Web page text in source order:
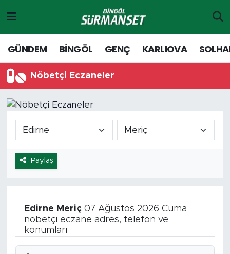
GÜNDEM BİNGÖL GENÇ KARLIOVA
Nöbetçi Eczaneler
Paylaş
Edirne Meriç07 Ağustos 2026 Cuma
nöbetçi eczane adres, telefon ve
konumları
Genç
Solhan
Adaklı-Kiğı
Yayladere-Yedisu
Siyaset
Spor
Merkez Hava Durumu
Merkez Trafik Yoğunluk Haritası
Tüm Manşetler
Son Dakika Haberleri